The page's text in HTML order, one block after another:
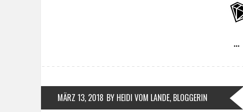
…
MÄRZ 13, 2018 BY HEIDI VOM LANDE, BLOGGERIN